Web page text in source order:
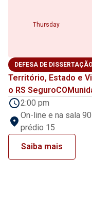
Thursday
DEFESA DE DISSERTAÇÃO
Território, Estado e
o RS
2:00 pm
On-line e na sala
prédio 15
Saiba mais